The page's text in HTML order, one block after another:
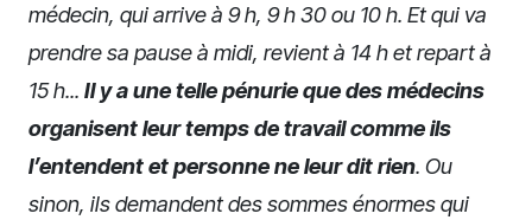
médecin, qui arrive à 9 h, 9 h 30 ou 10 h. Et qui va
prendre sa pause à midi, revient à 14 h et repart à
15 h... Il y a une telle pénurie que des médecins
organisent leur temps de travail comme ils
l’entendent et personne ne leur dit rien. Ou
sinon, ils demandent des sommes énormes qui